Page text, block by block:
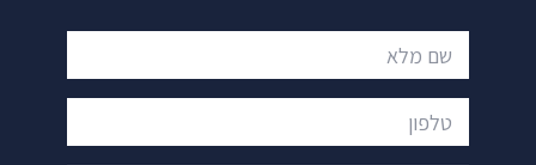
שם מלא
טלפון